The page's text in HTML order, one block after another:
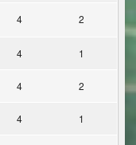
4 2
4 1
4 2
4 1